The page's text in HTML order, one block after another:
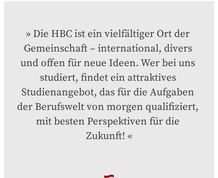
Die HBC ist ein vielfältiger Ort der
Gemeinschaft – international, divers
und offen für neue Ideen. Wer bei uns
studiert, findet ein attraktives
Studienangebot, das für die Aufgaben
der Berufswelt von morgen qualifiziert,
mit besten Perspektiven für die
Zukunft!